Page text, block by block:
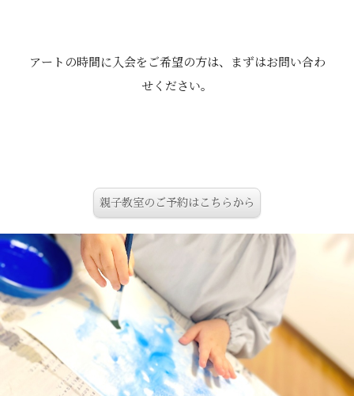
アートの時間に入会をご希望の方は、まずはお問い合わ
せください。
親子教室のご予約はこちらから